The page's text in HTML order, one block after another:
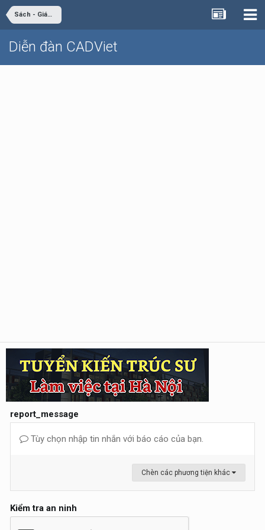
Sách - Giáo trình - Tài liệu
Diễn đàn CADViet
report_message
Tùy chọn nhập tin nhắn với báo cáo của bạn.
Chèn các phương tiện khác
Kiểm tra an ninh